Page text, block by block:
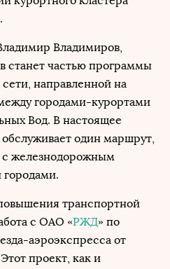
Владимиров,
станет частью программы
направленной на
городами-курортами
Вод. В настоящее
один маршрут,
железнодорожным
транспортной
с ОАО «РЖД» по
аэроэкспресса от
проект, как и